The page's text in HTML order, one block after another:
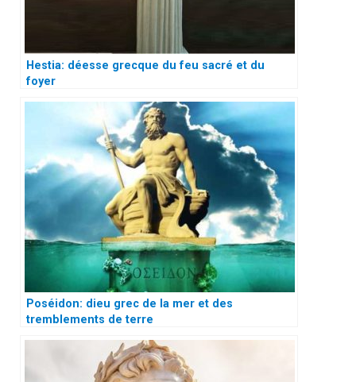
Hestia: déesse grecque du feu sacré et du
foyer
Poséidon: dieu grec de la mer et des
tremblements de terre